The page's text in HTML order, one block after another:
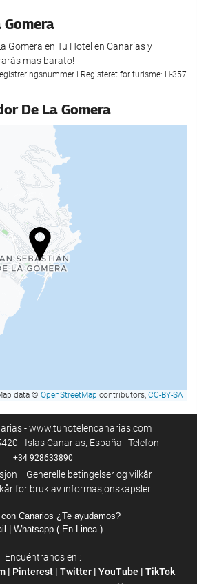
året)
Gomera
Gomera en Tu Hotel en Canarias y
mas barato!
i Registeret for turisme: H-357
De La Gomera
data © OpenStreetMap contributors, CC-BY-SA
- www.tuhotelencanarias.com
- Islas Canarias, España | Telefon
+34 928633890
Generelle betingelser og vilkår
for bruk av informasjonskapsler
Canarios ¿Te ayudamos?
| Whatsapp ( En Linea )
Encuéntranos en :
| Pinterest| Twitter| YouTube | TikTok